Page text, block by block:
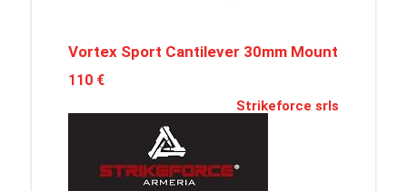
Vortex Sport Cantilever 30mm Mount
110 €
Strikeforce srls